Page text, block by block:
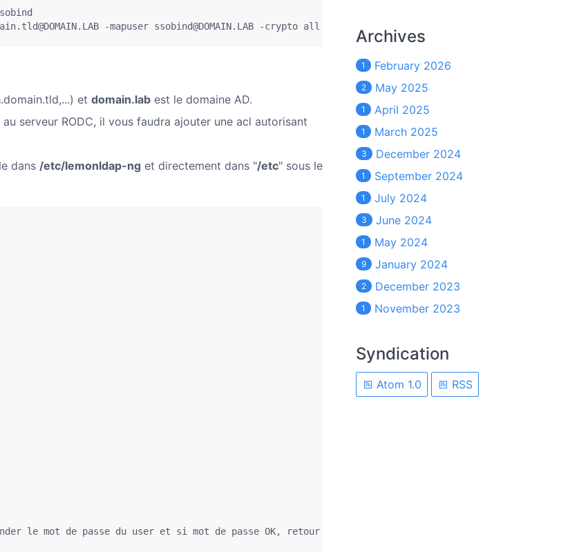
-mapuser ssobind@DOMAIN.LAB -crypto all -ptype KRB5_NT_PRINCIPAL -mapOp set -pass
et domain.lab est le domaine AD.
serveur RODC, il vous faudra ajouter une acl autorisant
dans /etc/lemonldap-ng et directement dans "/etc" sous le
le mot de passe du user et si mot de passe OK, retour à la ligne. Si KO une erreur sera indiquée
Archives
1 February 2026
2 May 2025
1 April 2025
1 March 2025
3 December 2024
1 September 2024
1 July 2024
3 June 2024
1 May 2024
9 January 2024
2 December 2023
1 November 2023
Syndication
Atom 1.0 RSS